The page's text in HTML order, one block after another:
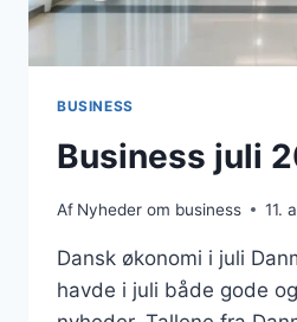
BUSINESS
Business juli
Af Nyheder om business 11.
Dansk økonomi i juli
havde i juli både gode